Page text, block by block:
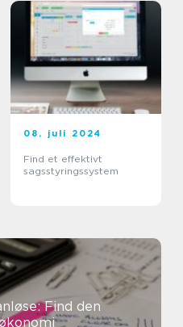
08. juli 2024
Find et effektivt
sagsstyringssystem
Find den